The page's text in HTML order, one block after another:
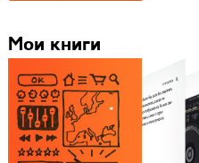
Мои книги